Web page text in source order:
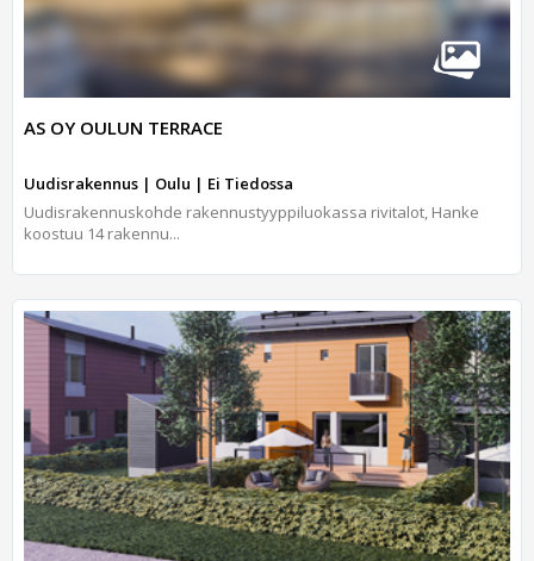
AS OY OULUN TERRACE
Uudisrakennus | Oulu | Ei Tiedossa
Uudisrakennuskohde rakennustyyppiluokassa rivitalot, Hanke
koostuu 14 rakennu...